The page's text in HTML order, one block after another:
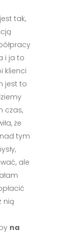
tak,
i ja to
klienci
jest to
czas,
że
tym
ale
nią
na